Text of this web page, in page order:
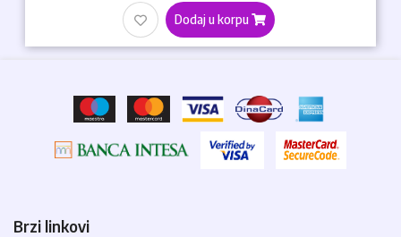
Dodaj u korpu
Brzi linkovi